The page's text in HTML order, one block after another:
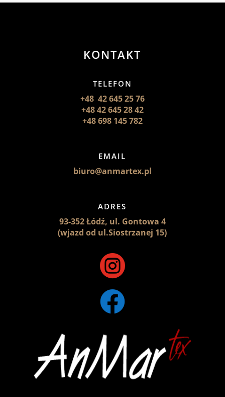
KONTAKT
TELEFON
+48 42 645 25 76
+48 42 645 28 42
+48 698 145 782
EMAIL
biuro@anmartex.pl
ADRES
93-352 Łódź, ul. Gontowa 4
(wjazd od ul.Siostrzanej 15)

